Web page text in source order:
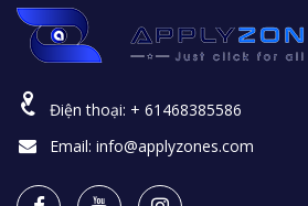
Điện thoại: + 61468385586
Email: info@applyzones.com